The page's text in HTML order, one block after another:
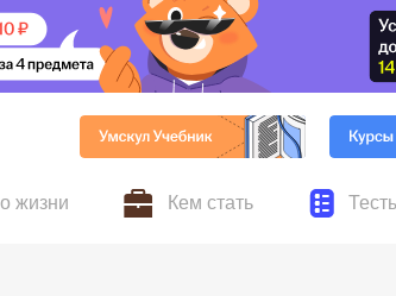
жизни Кем стать